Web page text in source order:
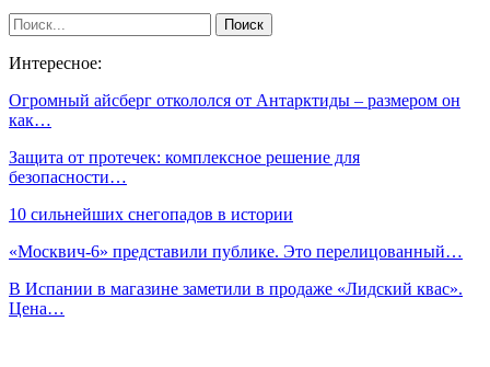
Интересное:
Огромный айсберг откололся от Антарктиды – размером он
как…
Защита от протечек: комплексное решение для
безопасности…
10 сильнейших снегопадов в истории
«Москвич-6» представили публике. Это перелицованный…
В Испании в магазине заметили в продаже «Лидский квас».
Цена…